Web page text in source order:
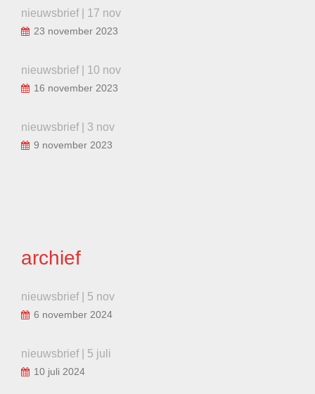
nieuwsbrief | 17 nov
23 november 2023
nieuwsbrief | 10 nov
16 november 2023
nieuwsbrief | 3 nov
9 november 2023
archief
nieuwsbrief | 5 nov
6 november 2024
nieuwsbrief | 5 juli
10 juli 2024